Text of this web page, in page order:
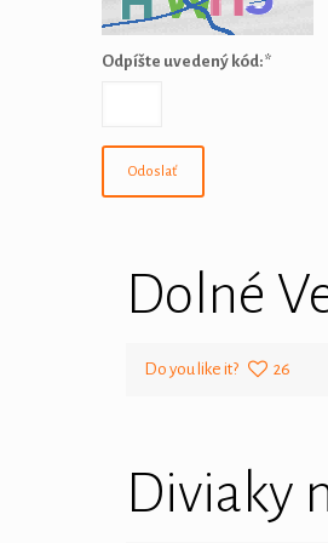
Odpíšte uvedený kód:*
Dolné
Do you like it? 26
Diviaky